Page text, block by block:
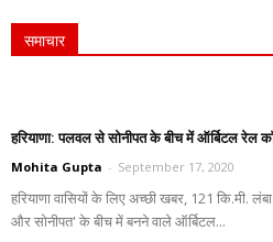
समाचार
हरियाणा: पलवल से सोनीपत के बीच में ऑर्बिटल रेल
Mohita Gupta - September 17, 2020
हरियाणा वासियों के लिए अच्छी खबर, 121 कि.मी.
और सोनीपत' के बीच में बनने वाले ऑर्बिटल...